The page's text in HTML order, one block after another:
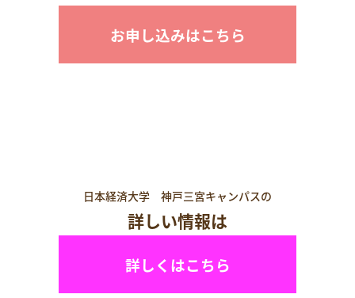
お申し込みはこちら
日本経済大学 神戸三宮キャンパスの
詳しい情報は
詳しくはこちら